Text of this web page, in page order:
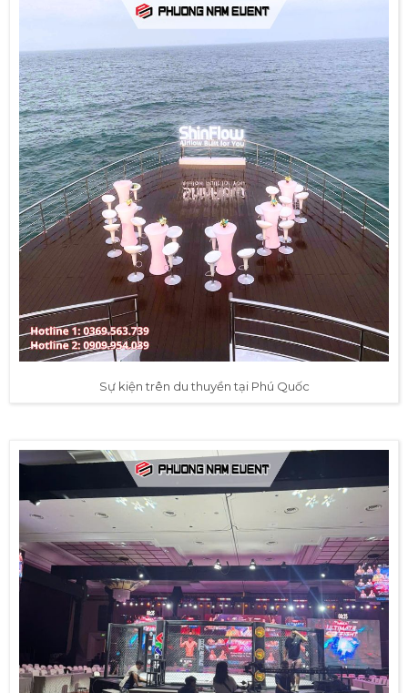
Sự kiện trên du thuyền tại Phú Quốc